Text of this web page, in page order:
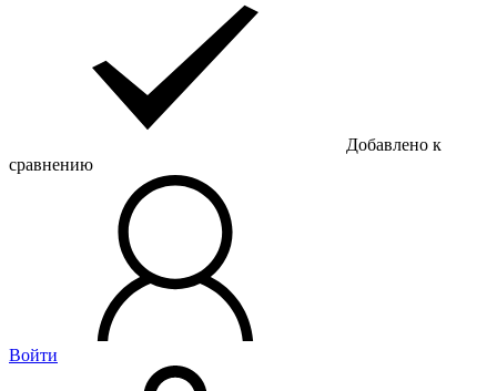
Добавлено к
сравнению
Войти